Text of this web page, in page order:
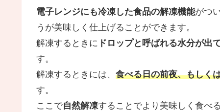
電子レンジにも冷凍した食品の解凍機能がつ
うが美味しく仕上げることができます。
解凍するときに ドロップと呼ばれる水分が出
す。
解凍するときには、 食べる日の前夜、もしく
す。
ここで自然解凍することでより美味しく食べ